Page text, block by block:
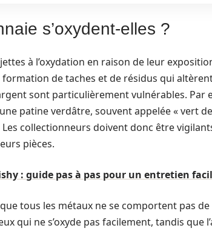
s’oxydent-elles ?
à l’oxydation en raison de leur
de taches et de résidus qui
sont particulièrement vulnérables. Par
patine verdâtre, souvent appelée « vert
collectionneurs doivent donc être
pièces.
: guide pas à pas pour un entretien
tous les métaux ne se comportent pas
qui ne s’oxyde pas facilement, tandis que